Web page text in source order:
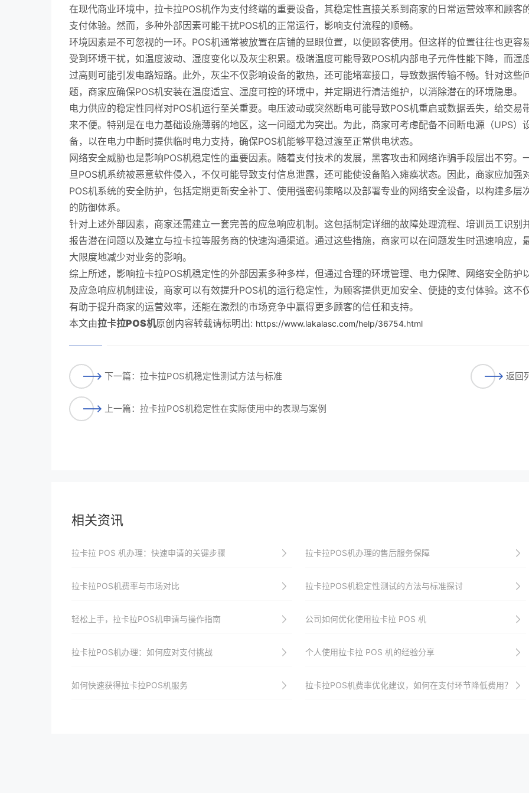
在现代商业环境中，拉卡拉POS机作为支付终端的重要设备，其稳定性直接关系到商家的日常运营效率和顾客
支付体验。然而，多种外部因素可能干扰POS机的正常运行，影响支付流程的顺畅。
环境因素是不可忽视的一环。POS机通常被放置在店铺的显眼位置，以便顾客使用。但这样的位置往往也更容
受到环境干扰，如温度波动、湿度变化以及灰尘积累。极端温度可能导致POS机内部电子元件性能下降，而湿
过高则可能引发电路短路。此外，灰尘不仅影响设备的散热，还可能堵塞接口，导致数据传输不畅。针对这些
题，商家应确保POS机安装在温度适宜、湿度可控的环境中，并定期进行清洁维护，以消除潜在的环境隐患。
电力供应的稳定性同样对POS机运行至关重要。电压波动或突然断电可能导致POS机重启或数据丢失，给交易
来不便。特别是在电力基础设施薄弱的地区，这一问题尤为突出。为此，商家可考虑配备不间断电源（UPS）
备，以在电力中断时提供临时电力支持，确保POS机能够平稳过渡至正常供电状态。
网络安全威胁也是影响POS机稳定性的重要因素。随着支付技术的发展，黑客攻击和网络诈骗手段层出不穷。
旦POS机系统被恶意软件侵入，不仅可能导致支付信息泄露，还可能使设备陷入瘫痪状态。因此，商家应加强
POS机系统的安全防护，包括定期更新安全补丁、使用强密码策略以及部署专业的网络安全设备，以构建多层
的防御体系。
针对上述外部因素，商家还需建立一套完善的应急响应机制。这包括制定详细的故障处理流程、培训员工识别
报告潜在问题以及建立与拉卡拉等服务商的快速沟通渠道。通过这些措施，商家可以在问题发生时迅速响应，
大限度地减少对业务的影响。
综上所述，影响拉卡拉POS机稳定性的外部因素多种多样，但通过合理的环境管理、电力保障、网络安全防护
及应急响应机制建设，商家可以有效提升POS机的运行稳定性，为顾客提供更加安全、便捷的支付体验。这不
有助于提升商家的运营效率，还能在激烈的市场竞争中赢得更多顾客的信任和支持。
本文由拉卡拉POS机原创内容转载请标明出: https://www.lakalasc.com/help/36754.html
下一篇：拉卡拉POS机稳定性测试方法与标准
上一篇：拉卡拉POS机稳定性在实际使用中的表现与案例
返回
相关资讯
拉卡拉 POS 机办理：快速申请的关键步骤 拉卡拉POS机办理的售后服务保障
拉卡拉POS机费率与市场对比 拉卡拉POS机稳定性测试的方法与标准探讨
轻松上手，拉卡拉POS机申请与操作指南 公司如何优化使用拉卡拉 POS 机
拉卡拉POS机办理：如何应对支付挑战 个人使用拉卡拉 POS 机的经验分享
如何快速获得拉卡拉POS机服务 拉卡拉POS机费率优化建议，如何在支付环节降低费用？